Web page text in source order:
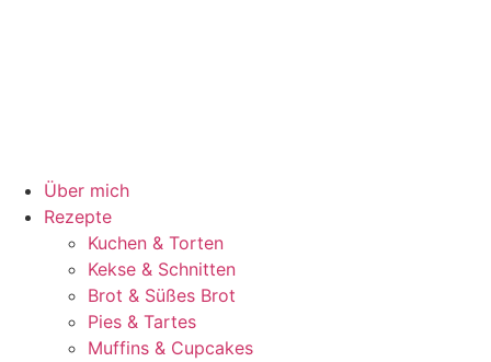
Über mich
Rezepte
Kuchen & Torten
Kekse & Schnitten
Brot & Süßes Brot
Pies & Tartes
Muffins & Cupcakes